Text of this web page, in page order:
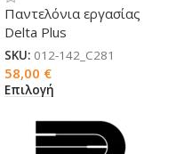
Παντελόνια εργασίας
Delta Plus
SKU: 012-142_C281
58,00 €
Επιλογή